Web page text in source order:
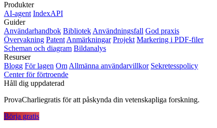
Produkter
AI-agent IndexAPI
Guider
Användarhandbok Bibliotek Användningsfall God praxis
Övervakning Patent Anmärkningar Projekt Markering i PDF-filer
Scheman och diagram Bildanalys
Resurser
Blogg För lagen Om Allmänna användarvillkor Sekretesspolicy
Center för förtroende
Håll dig uppdaterad
ProvaCharliegratis för att påskynda din vetenskapliga forskning.
Börja gratis